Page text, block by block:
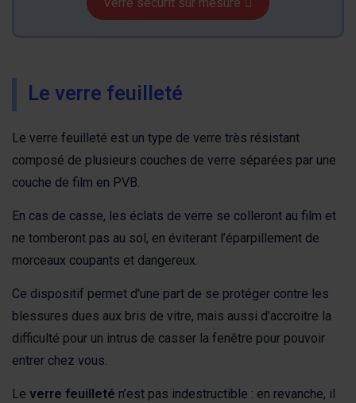
Le verre feuilleté
Le verre feuilleté est un type de verre très résistant
composé de plusieurs couches de verre séparées par une
couche de film en PVB.
En cas de casse, les éclats de verre se colleront au film et
ne tomberont pas au sol, en éviterant l’éparpillement de
morceaux coupants et dangereux.
Ce dispositif permet d'une part de se protéger contre les
blessures dues aux bris de vitre, mais aussi d’accroitre la
difficulté pour un intrus de casser la fenêtre pour pouvoir
entrer chez vous.
Le verre feuilleté n’est pas indestructible : en revanche, il